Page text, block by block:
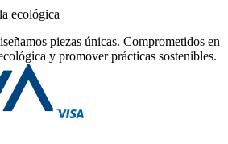
piezas únicas. Comprometidos en
y promover prácticas sostenibles.